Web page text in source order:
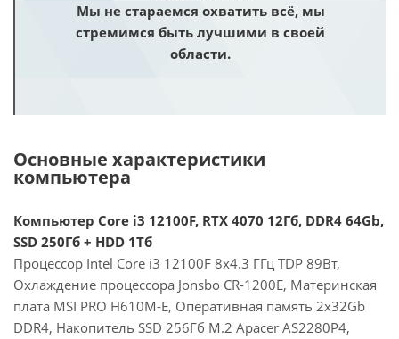
Мы не стараемся охватить всё, мы
стремимся быть лучшими в своей
области.
Основные характеристики
компьютера
Компьютер Core i3 12100F, RTX 4070 12Гб, DDR4 64Gb,
SSD 250Гб + HDD 1Тб
Процессор Intel Core i3 12100F 8x4.3 ГГц TDP 89Вт,
Охлаждение процессора Jonsbo CR-1200E, Материнская
плата MSI PRO H610M-E, Оперативная память 2x32Gb
DDR4, Накопитель SSD 256Гб M.2 Apacer AS2280P4,